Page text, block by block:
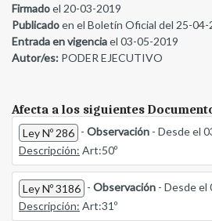
Firmadoel 20-03-2019
Publicadoen el Boletín Oficial del 25-04-
Entrada en vigenciael 03-05-2019
Autor/es: PODER EJECUTIVO
Afecta a los siguientes
Ley Nº 286 - Observación - Desde el
Descripción: Art:50º
Ley Nº 3186 - Observación - Desde el
Descripción: Art:31º